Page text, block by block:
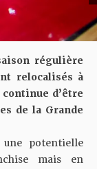
régulière
relocalisés à
d’être
de la Grande
potentielle
mais en